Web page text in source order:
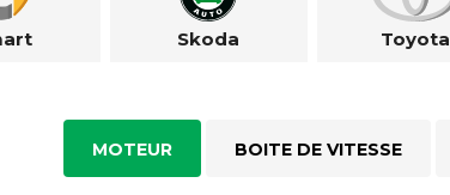
Skoda Toyota
MOTEUR BOITE DE VITESSE